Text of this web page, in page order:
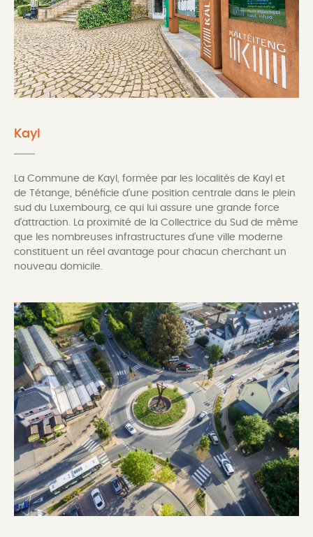
Kayl
La Commune de Kayl, formée par les localités de Kayl et
de Tétange, bénéficie d’une position centrale dans le plein
sud du Luxembourg, ce qui lui assure une grande force
d’attraction. La proximité de la Collectrice du Sud de même
que les nombreuses infrastructures d’une ville moderne
constituent un réel avantage pour chacun cherchant un
nouveau domicile.